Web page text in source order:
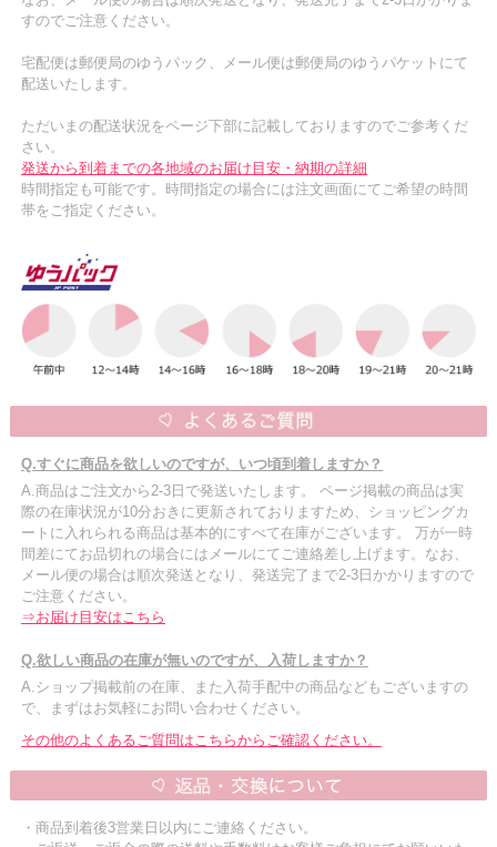
すのでご注意ください。
宅配便は郵便局のゆうパック、メール便は郵便局のゆうパケットにて
配送いたします。
ただいまの配送状況をページ下部に記載しておりますのでご参考くだ
さい。
発送から到着までの各地域のお届け目安・納期の詳細
時間指定も可能です。時間指定の場合には注文画面にてご希望の時間
帯をご指定ください。
Q.すぐに商品を欲しいのですが、いつ頃到着しますか？
A.商品はご注文から2-3日で発送いたします。 ページ掲載の商品は実
際の在庫状況が10分おきに更新されておりますため、ショッピングカ
ートに入れられる商品は基本的にすべて在庫がございます。 万が一時
間差にてお品切れの場合にはメールにてご連絡差し上げます。なお、
メール便の場合は順次発送となり、発送完了まで2-3日かかりますので
ご注意ください。
⇒お届け目安はこちら
Q.欲しい商品の在庫が無いのですが、入荷しますか？
A.ショップ掲載前の在庫、また入荷手配中の商品などもございますの
で、まずはお気軽にお問い合わせください。
その他のよくあるご質問はこちらからご確認ください。
・商品到着後3営業日以内にご連絡ください。